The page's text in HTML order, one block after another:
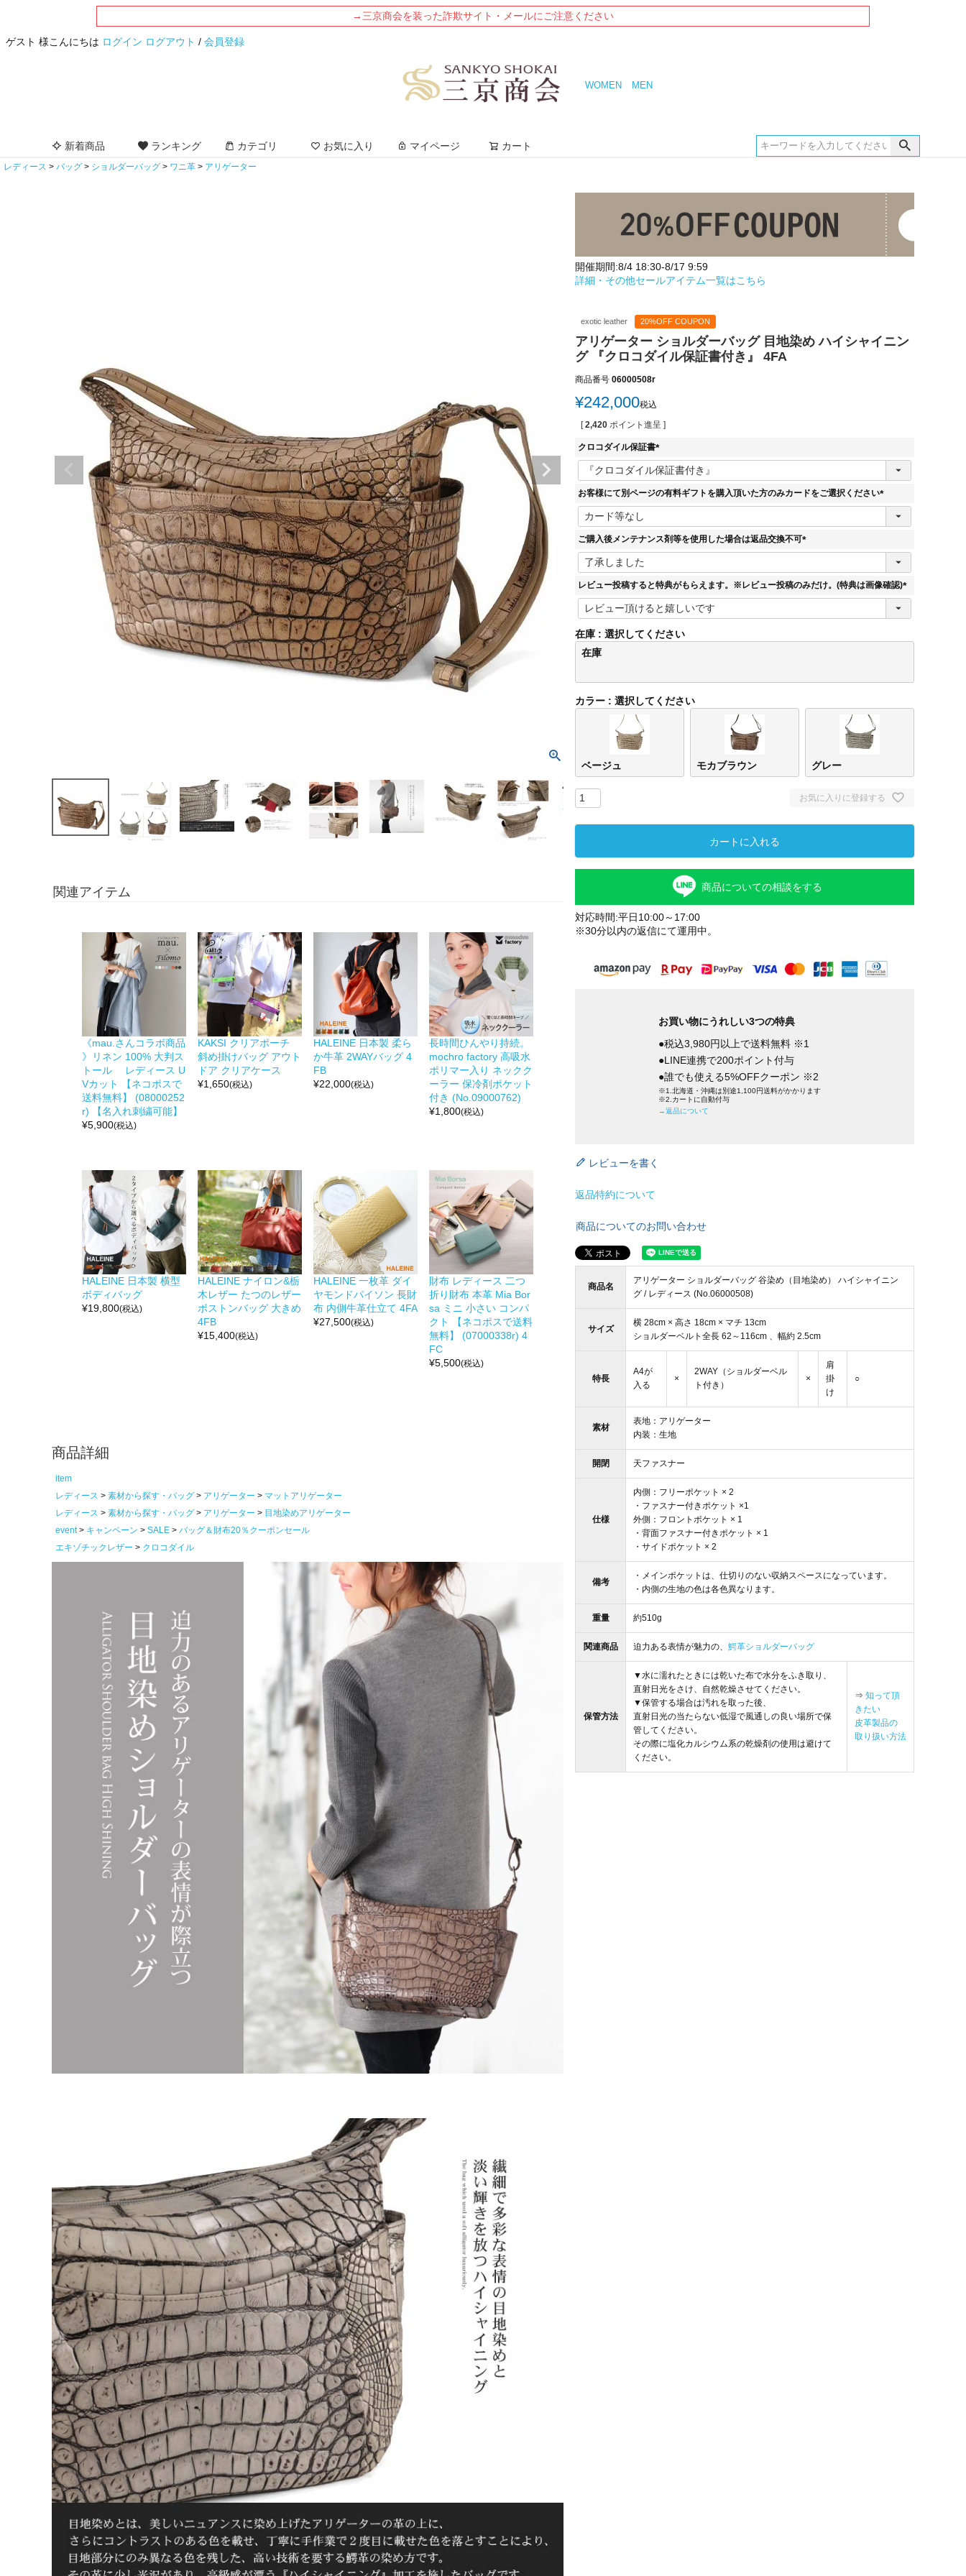
→三京商会を装った詐欺サイト・メールにご注意ください
ゲスト 様こんにちは ログイン ログアウト / 会員登録
WOMEN MEN
新着商品 ランキング カテゴリ お気に入り マイページ カート
レディース バッグ ショルダーバッグ ワニ革 アリゲーター
ベージュ
モカブラウ
関連アイテム
《mau.さんコラボ商品
》リネン 100% 大判ス
トール レディース U
Vカット 【ネコポスで
送料無料】 (08000252
r) 【名入れ刺繍可能】
¥5,900(税込)
KAKSI クリアポーチ
斜め掛けバッグ アウト
ドア クリアケース
¥1,650(税込)
HALEINE 日本製 柔ら
か牛革 2WAYバッグ 4
FB
¥22,000(税込)
長時間ひんやり持続。
mochro factory 高吸水
ポリマー入り ネックク
ーラー 保冷剤ポケット
付き (No.09000762)
¥1,800(税込)
HALEINE 日本製 横型
ボディバッグ
¥19,800(税込)
HALEINE ナイロン&栃
木レザー たつのレザー
ボストンバッグ 大きめ
4FB
¥15,400(税込)
HALEINE 一枚革 ダイ
ヤモンドパイソン 長財
布 内側牛革仕立て 4FA
¥27,500(税込)
財布 レディース 二つ
折り財布 本革 Mia Bor
sa ミニ 小さい コンパ
クト 【ネコポスで送料
無料】 (07000338r) 4
FC
¥5,500(税込)
商品詳細
item
レディース
素材から探す・バッグ アリゲーター
マットアリゲーター
レディース
素材から探す・バッグ アリゲーター
目地染めアリゲーター
event
キャンペーン SALE
バッグ＆財布20％クーポンセール
エキゾチックレザー
クロコダイル
開催期間:8/4 18:30-8/17 9:59
詳細・その他セールアイテム一覧はこちら
exotic leather 20%OFF COUPON
アリゲーター ショルダーバッグ 目地染め ハイシャイニン
グ 『クロコダイル保証書付き』 4FA
商品番号 06000508r
¥242,000税込
[ 2,420 ポイント進呈 ]
クロコダイル保証書
(
必
須
お客様にて別ページの有料ギフトを購入頂いた方のみカードをご選択ください
(
ご購入後メンテナンス剤等を使用した場合は返品交換不可
(
須
レビュー投稿すると特典がもらえます。※レビュー投稿のみだけ。(特典は画像確認)
(
)
在庫
選択してください
在庫
カラー 選択してください
ベージュ モカブラウン グレー
お気に入りに登録する
カートに入れる
商品についての相談をする
対応時間:平日10:00～17:00
※30分以内の返信にて運用中。
お買い物にうれしい3つの特典
●税込3,980円以上で送料無料 ※1
●LINE連携で200ポイント付与
●誰でも使える5%OFFクーポン ※2
※1.北海道・沖縄は別途1,100円送料がかかります
※2.カートに自動付与
→返品について
レビューを書く
返品特約について
商品についてのお問い合わせ
商品名
アリゲーター ショルダーバッグ 谷染め（目地染め） ハイシャイニン
グ / レディース (No.06000508)
サイズ
横 28cm × 高さ 18cm × マチ 13cm
ショルダーベルト全長 62～116cm 、幅約 2.5cm
特長
A4が
入る
×
2WAY（ショルダーベル
ト付き）
×
肩
掛
け
○
素材
表地：アリゲーター
内装：生地
開閉 天ファスナー
仕様
内側：フリーポケット × 2
・ファスナー付きポケット ×1
外側：フロントポケット × 1
・背面ファスナー付きポケット × 1
・サイドポケット × 2
備考
・メインポケットは、仕切りのない収納スペースになっています。
・内側の生地の色は各色異なります。
重量 約510g
関連商品 迫力ある表情が魅力の、 鰐革ショルダーバッグ
保管方法
▼水に濡れたときには乾いた布で水分をふき取り、
直射日光をさけ、自然乾燥させてください。
▼保管する場合は汚れを取った後、
直射日光の当たらない低湿で風通しの良い場所で保
管してください。
その際に塩化カルシウム系の乾燥剤の使用は避けて
ください。
⇒ 知って頂
きたい
皮革製品の
取り扱い方法